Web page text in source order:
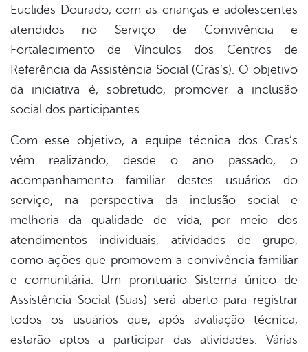
Euclides Dourado, com as crianças e adolescentes
atendidos no Serviço de Convivência e
Fortalecimento de Vínculos dos Centros de
Referência da Assistência Social (Cras’s). O objetivo
da iniciativa é, sobretudo, promover a inclusão
social dos participantes.
Com esse objetivo, a equipe técnica dos Cras’s
vêm realizando, desde o ano passado, o
acompanhamento familiar destes usuários do
serviço, na perspectiva da inclusão social e
melhoria da qualidade de vida, por meio dos
atendimentos individuais, atividades de grupo,
como ações que promovem a convivência familiar
e comunitária. Um prontuário Sistema único de
Assistência Social (Suas) será aberto para registrar
todos os usuários que, após avaliação técnica,
estarão aptos a participar das atividades. Várias